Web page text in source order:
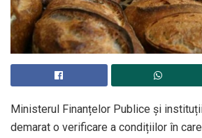
Ministerul Finanțelor Publice și
demarat o verificare a condițiilor în